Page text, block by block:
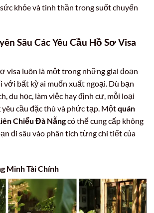
khỏe và tinh thần trong suốt chuyến
Sâu Các Yêu Cầu Hồ Sơ Visa
visa luôn là một trong những giai đoạn
bất kỳ ai muốn xuất ngoại. Dù bạn
du học, làm việc hay định cư, mỗi loại
cầu đặc thù và phức tạp. Mộtquán
Chiểu Đà Nẵngcó thể cung cấp không
đi sâu vào phân tích từng chi tiết của
Minh Tài Chính